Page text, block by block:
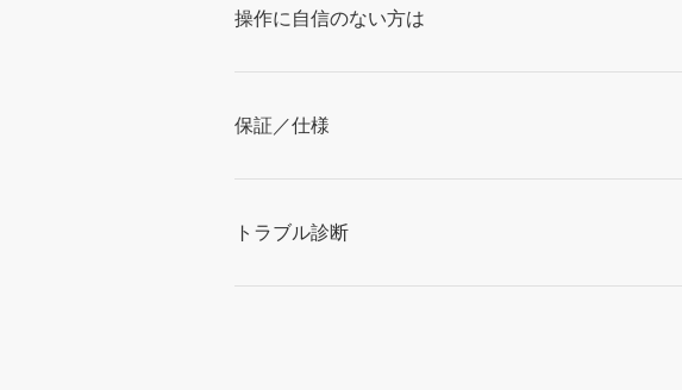
操作に自信のない方は
保証／仕様
トラブル診断